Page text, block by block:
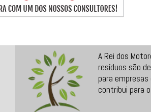
A Rei dos
resíduos são
para
contribui para